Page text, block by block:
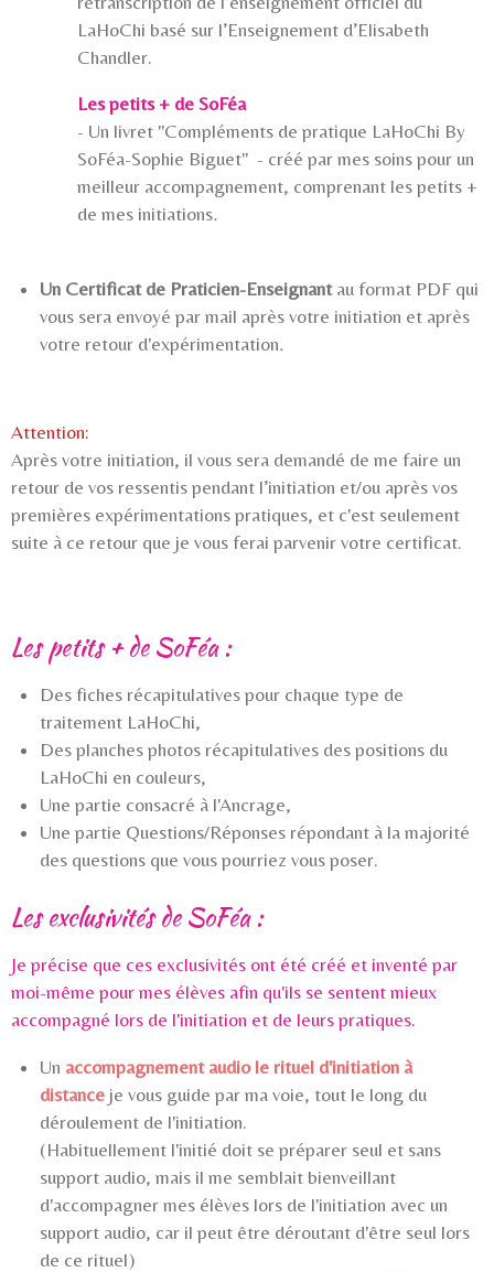
LaHoChi basé sur l’Enseignement d’Elisabeth
Chandler.
Les petits + de SoFéa
- Un livret "Compléments de pratique LaHoChi By
SoFéa-Sophie Biguet" - créé par mes soins pour un
meilleur accompagnement, comprenant les petits +
de mes initiations.
Un Certificat de Praticien-Enseignantau format PDF qui
vous sera envoyé par mail après votre initiation et après
votre retour d'expérimentation.
Attention:
Après votre initiation, il vous sera demandé de me faire un
retour de vos ressentis pendant l’initiation et/ou après vos
premières expérimentations pratiques, et c'est seulement
suite à ce retour que je vous ferai parvenir votre certificat.
Les petits + de SoFéa :
Des fiches récapitulatives pour chaque type de
traitement LaHoChi,
Des planches photos récapitulatives des positions du
LaHoChi en couleurs,
Une partie consacré à l'Ancrage,
Une partie Questions/Réponses répondant à la majorité
des questions que vous pourriez vous poser.
Les exclusivités de SoFéa :
Je précise que ces exclusivités ont été créé et inventé par
moi-même pour mes élèves afin qu'ils se sentent mieux
accompagné lors de l'initiation et de leurs pratiques.
Un accompagnement audio le rituel d'initiation à
distance je vous guide par ma voie, tout le long du
déroulement de l'initiation.
(Habituellement l'initié doit se préparer seul et sans
support audio, mais il me semblait bienveillant
d'accompagner mes élèves lors de l'initiation avec un
support audio, car il peut être déroutant d'être seul lors
de ce rituel)